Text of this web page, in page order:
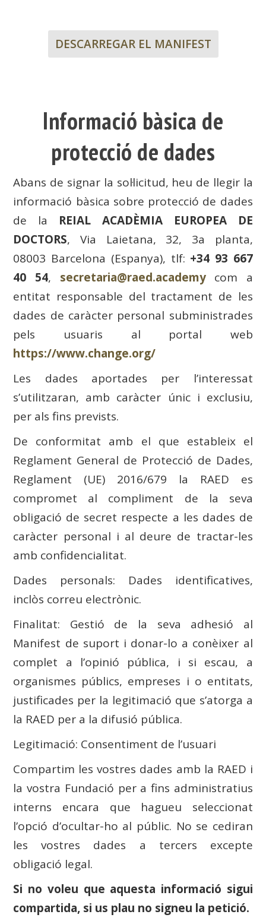
DESCARREGAR EL MANIFEST
Informació bàsica de
protecció de dades
Abans de signar la sol·licitud, heu de llegir la
informació bàsica sobre protecció de dades
de la REIAL ACADÈMIA EUROPEA DE
DOCTORS, Via Laietana, 32, 3a planta,
08003 Barcelona (Espanya), tlf: +34 93 667
40 54, secretaria@raed.academycom a
entitat responsable del tractament de les
dades de caràcter personal subministrades
pels usuaris al portal web
https://www.change.org/
Les dades aportades per l’interessat
s’utilitzaran, amb caràcter únic i exclusiu,
per als fins prevists.
De conformitat amb el que estableix el
Reglament General de Protecció de Dades,
Reglament (UE) 2016/679 la RAED es
compromet al compliment de la seva
obligació de secret respecte a les dades de
caràcter personal i al deure de tractar-les
amb confidencialitat.
Dades personals: Dades identificatives,
inclòs correu electrònic.
Finalitat: Gestió de la seva adhesió al
Manifest de suport i donar-lo a conèixer al
complet a l’opinió pública, i si escau, a
organismes públics, empreses i o entitats,
justificades per la legitimació que s’atorga a
la RAED per a la difusió pública.
Legitimació: Consentiment de l’usuari
Compartim les vostres dades amb la RAED i
la vostra Fundació per a fins administratius
interns encara que hagueu seleccionat
l’opció d’ocultar-ho al públic. No se cediran
les vostres dades a tercers excepte
obligació legal.
Si no voleu que aquesta informació sigui
compartida, si us plau no signeu la petició.